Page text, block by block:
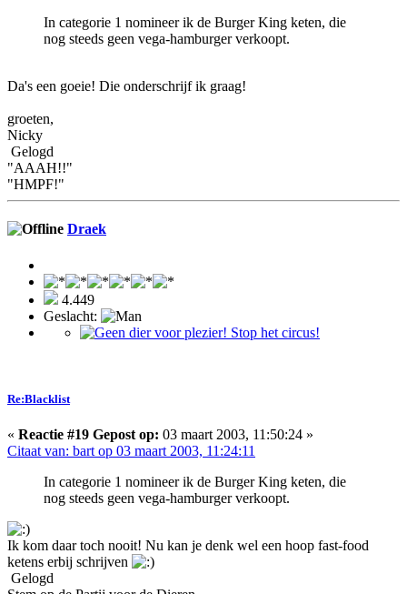
In categorie 1 nomineer ik de Burger King keten, die
nog steeds geen vega-hamburger verkoopt.
Da's een goeie! Die onderschrijf ik graag!
groeten,
Nicky
Gelogd
"AAAH!!"
"HMPF!"
Draek
4.449
Geslacht:
Re:Blacklist
« Reactie #19 Gepost op: 03 maart 2003, 11:50:24 »
Citaat van: bart op 03 maart 2003, 11:24:11
In categorie 1 nomineer ik de Burger King keten, die
nog steeds geen vega-hamburger verkoopt.
Ik kom daar toch nooit! Nu kan je denk wel een hoop fast-food
ketens erbij schrijven
Gelogd